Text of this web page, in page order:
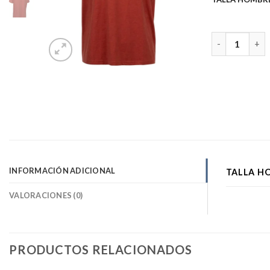
INFORMACIÓN ADICIONAL
VALORACIONES (0)
TALLA
PRODUCTOS RELACIONADOS